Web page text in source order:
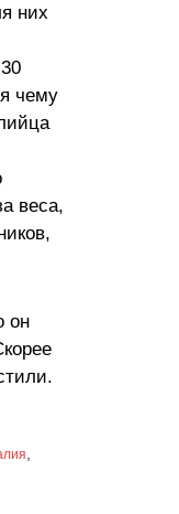
них
чему
веса,
он